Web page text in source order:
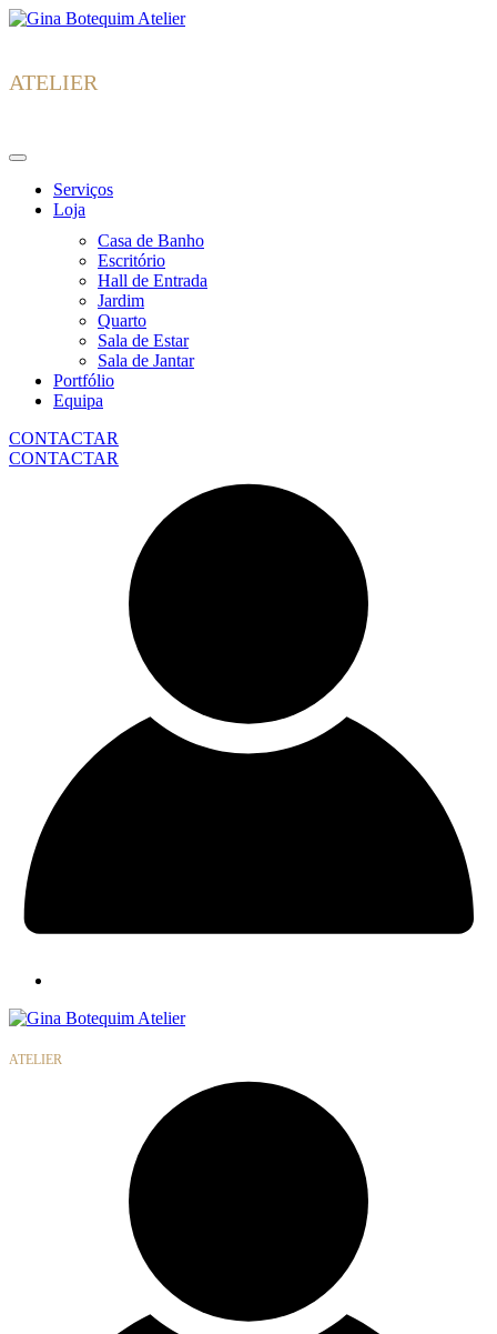
Skip
ATELIER
Serviços
Loja
Casa de Banho
Escritório
Hall de Entrada
Jardim
Quarto
Sala de Estar
Sala de Jantar
Portfólio
Equipa
CONTACTAR
CONTACTAR
ATELIER